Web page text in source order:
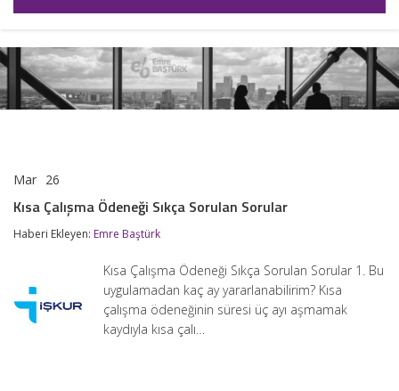
Mar 26
Ödeneği
Sorulan
Kısa Çalışma Ödeneği Sıkça Sorulan Sorular
Haberi Ekleyen: Emre Baştürk
Kısa Çalışma Ödeneği Sıkça Sorulan Sorular 1. Bu
uygulamadan kaç ay yararlanabilirim? Kısa
çalışma ödeneğinin süresi üç ayı aşmamak
kaydıyla kısa çalı…